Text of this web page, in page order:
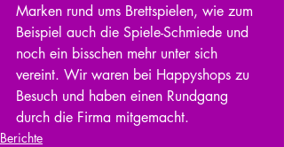
Marken rund ums Brettspielen, wie zum
Beispiel auch die Spiele-Schmiede und
noch ein bisschen mehr unter sich
vereint. Wir waren bei Happyshops zu
Besuch und haben einen Rundgang
durch die Firma mitgemacht.
Berichte